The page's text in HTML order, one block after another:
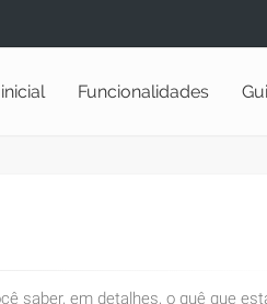
Funcionalidades
saber, em detalhes, o quê que